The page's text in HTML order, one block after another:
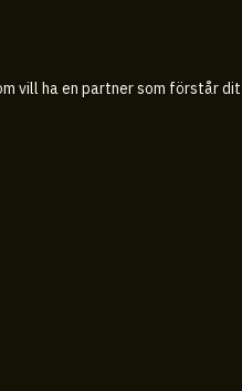
vill ha en partner som förstår